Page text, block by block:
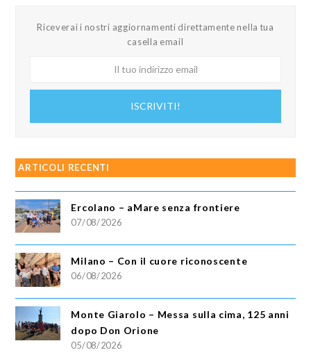
Riceverai i nostri aggiornamenti direttamente nella tua
casella email
ISCRIVITI!
ARTICOLI RECENTI
Ercolano – aMare senza frontiere
07/08/2026
Milano – Con il cuore riconoscente
06/08/2026
Monte Giarolo – Messa sulla cima, 125 anni
dopo Don Orione
05/08/2026